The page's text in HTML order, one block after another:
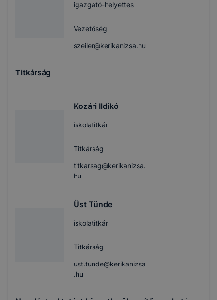
igazgató-helyettes
Vezetőség
szeiler@kerikanizsa.hu
Titkárság
Kozári Ildikó
iskolatitkár
Titkárság
titkarsag@kerikanizsa.
hu
Üst Tünde
iskolatitkár
Titkárság
ust.tunde@kerikanizsa
.hu